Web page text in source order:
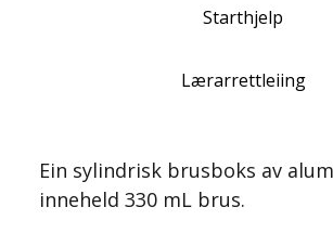
Starthjelp
Lærarrettleiing
Ein sylindrisk brusboks av
inneheld 330 mL brus.